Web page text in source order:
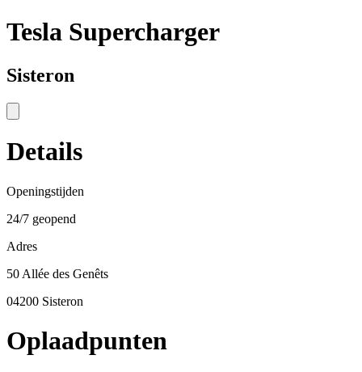
Tesla Supercharger
Sisteron
Details
Openingstijden
24/7 geopend
Adres
50 Allée des Genêts
04200 Sisteron
Oplaadpunten